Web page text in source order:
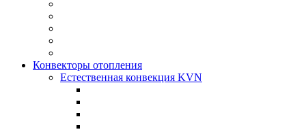
Конвекторы отопления
Естественная конвекция KVN